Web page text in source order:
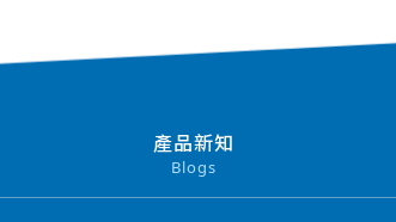
產品新知
Blogs